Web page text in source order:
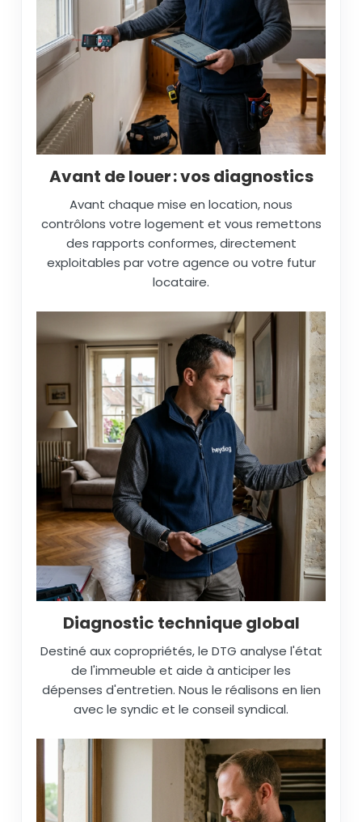
Avant de louer : vos diagnostics
Avant chaque mise en location, nous
contrôlons votre logement et vous remettons
des rapports conformes, directement
exploitables par votre agence ou votre futur
locataire.
Diagnostic technique global
Destiné aux copropriétés, le DTG analyse l'état
de l'immeuble et aide à anticiper les
dépenses d'entretien. Nous le réalisons en lien
avec le syndic et le conseil syndical.